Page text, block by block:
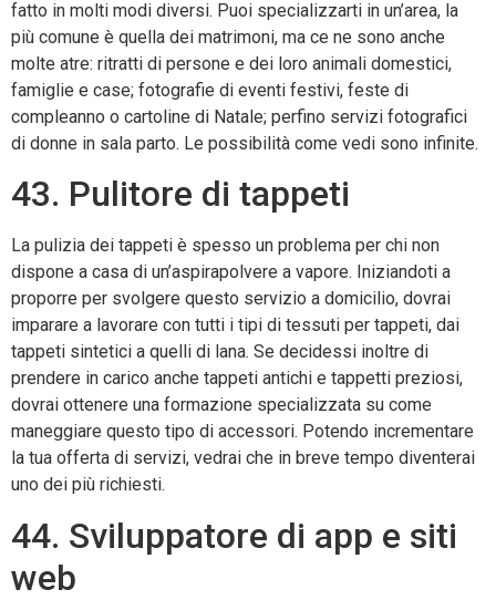
fatto in molti modi diversi. Puoi specializzarti in un’area, la
più comune è quella dei matrimoni, ma ce ne sono anche
molte atre: ritratti di persone e dei loro animali domestici,
famiglie e case; fotografie di eventi festivi, feste di
compleanno o cartoline di Natale; perfino servizi fotografici
di donne in sala parto. Le possibilità come vedi sono infinite.
43. Pulitore di tappeti
La pulizia dei tappeti è spesso un problema per chi non
dispone a casa di un’aspirapolvere a vapore. Iniziandoti a
proporre per svolgere questo servizio a domicilio, dovrai
imparare a lavorare con tutti i tipi di tessuti per tappeti, dai
tappeti sintetici a quelli di lana. Se decidessi inoltre di
prendere in carico anche tappeti antichi e tappetti preziosi,
dovrai ottenere una formazione specializzata su come
maneggiare questo tipo di accessori. Potendo incrementare
la tua offerta di servizi, vedrai che in breve tempo diventerai
uno dei più richiesti.
44. Sviluppatore di app e siti
web